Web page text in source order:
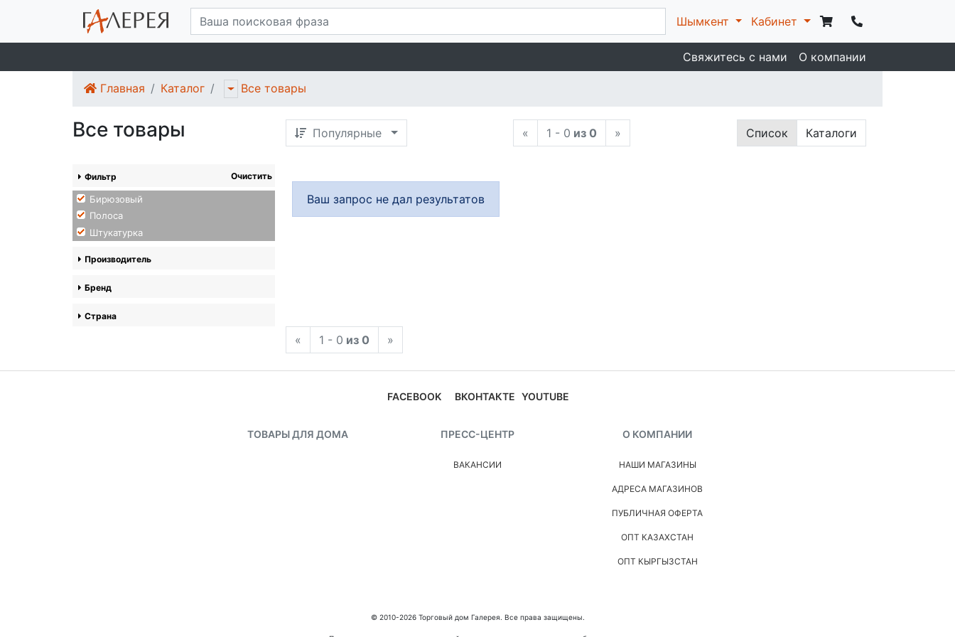
Шымкент Кабинет
Свяжитесь с нами О компании
Главная Каталог Все товары
Все товары Популярные « 1 - 0 из 0 » Список Каталоги
Фильтр Очистить
Бирюзовый
Полоса
Штукатурка
Производитель
Бренд
Страна
Ваш запрос не дал результатов
« 1 - 0 из 0 »
FACEBOOK ВКОНТАКТЕ YOUTUBE
ТОВАРЫ ДЛЯ ДОМА ПРЕСС-ЦЕНТР
ВАКАНСИИ
О КОМПАНИИ
НАШИ МАГАЗИНЫ
АДРЕСА МАГАЗИНОВ
ПУБЛИЧНАЯ ОФЕРТА
ОПТ КАЗАХСТАН
ОПТ КЫРГЫЗСТАН
© 2010-2026 Торговый дом Галерея. Все права защищены.